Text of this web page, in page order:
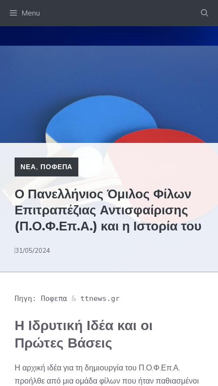
Menu
ΝΕΑ, ΠΟΦΕΠΑ
Ο Πανελλήνιος Όμιλος Φίλων
Επιτραπέζιας Αντισφαίρισης
(Π.Ο.Φ.Επ.Α.) και η Ιστορία του
31/05/2024
Πηγη: Ποφεπα & ttnews.gr
Η Ιδρυτική Ιδέα και οι
Πρώτες Βάσεις
Η αρχική ιδέα για τη δημιουργία του Π.Ο.Φ.Επ.Α.
προήλθε από μια ομάδα φίλων που ήταν παθιασμένοι